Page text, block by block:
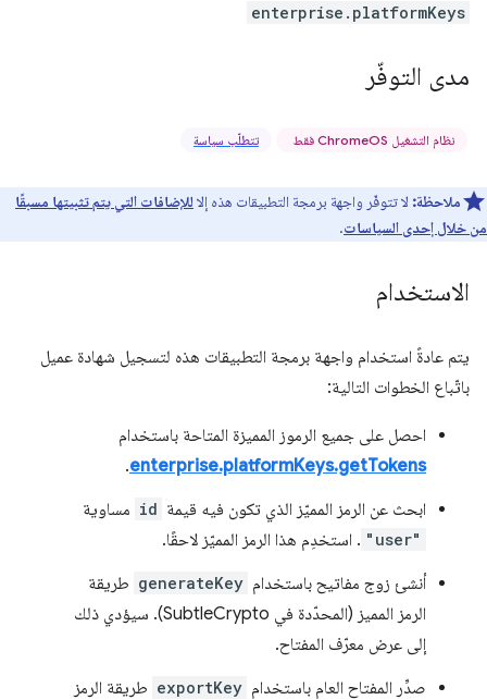
enterprise.platformKeys
مدى التوفّر
نظام التشغيل ChromeOS فقط تتطلّب سياسة
ملاحظة: لا تتوفّر واجهة برمجة التطبيقات هذه إلا للإضافات التي يتم تثبيتها مسبقًا
من خلال إحدى السياسات.
الاستخدام
يتم عادةً استخدام واجهة برمجة التطبيقات هذه لتسجيل شهادة عميل
باتّباع الخطوات التالية:
احصل على جميع الرموز المميزة المتاحة باستخدام
enterprise.platformKeys.getTokens
.
ابحث عن الرمز المميّز الذي تكون فيه قيمة id مساوية
"user" . استخدِم هذا الرمز المميّز لاحقًا.
أنشئ زوج مفاتيح باستخدام generateKey طريقة
الرمز المميز (المحدّدة في SubtleCrypto). سيؤدي ذلك
إلى عرض معرّف المفتاح.
صدِّر المفتاح العام باستخدام exportKey طريقة الرمز